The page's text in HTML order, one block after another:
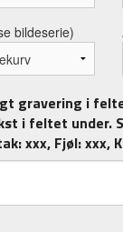
bildeserie)
gravering i
i feltet under.
xxx, Fjøl: xxx,